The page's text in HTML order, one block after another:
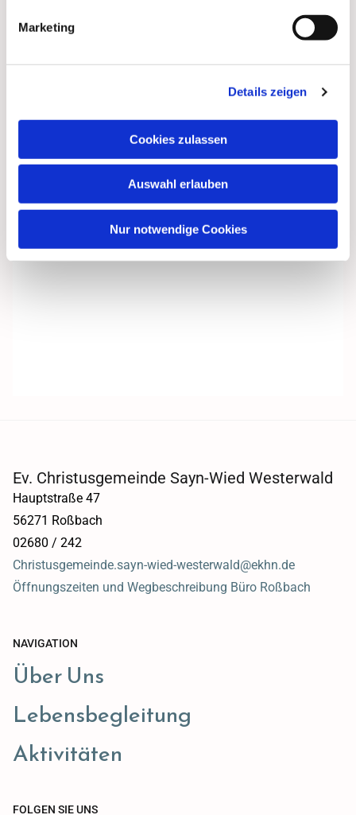
Marketing
Details zeigen
Cookies zulassen
Auswahl erlauben
Nur notwendige Cookies
Ev. Christusgemeinde Sayn-Wied Westerwald
Hauptstraße 47
56271 Roßbach
02680 / 242
Christusgemeinde.sayn-wied-westerwald@ekhn.de
Öffnungszeiten und Wegbeschreibung Büro Roßbach
NAVIGATION
Über Uns
Lebensbegleitung
Aktivitäten
FOLGEN SIE UNS